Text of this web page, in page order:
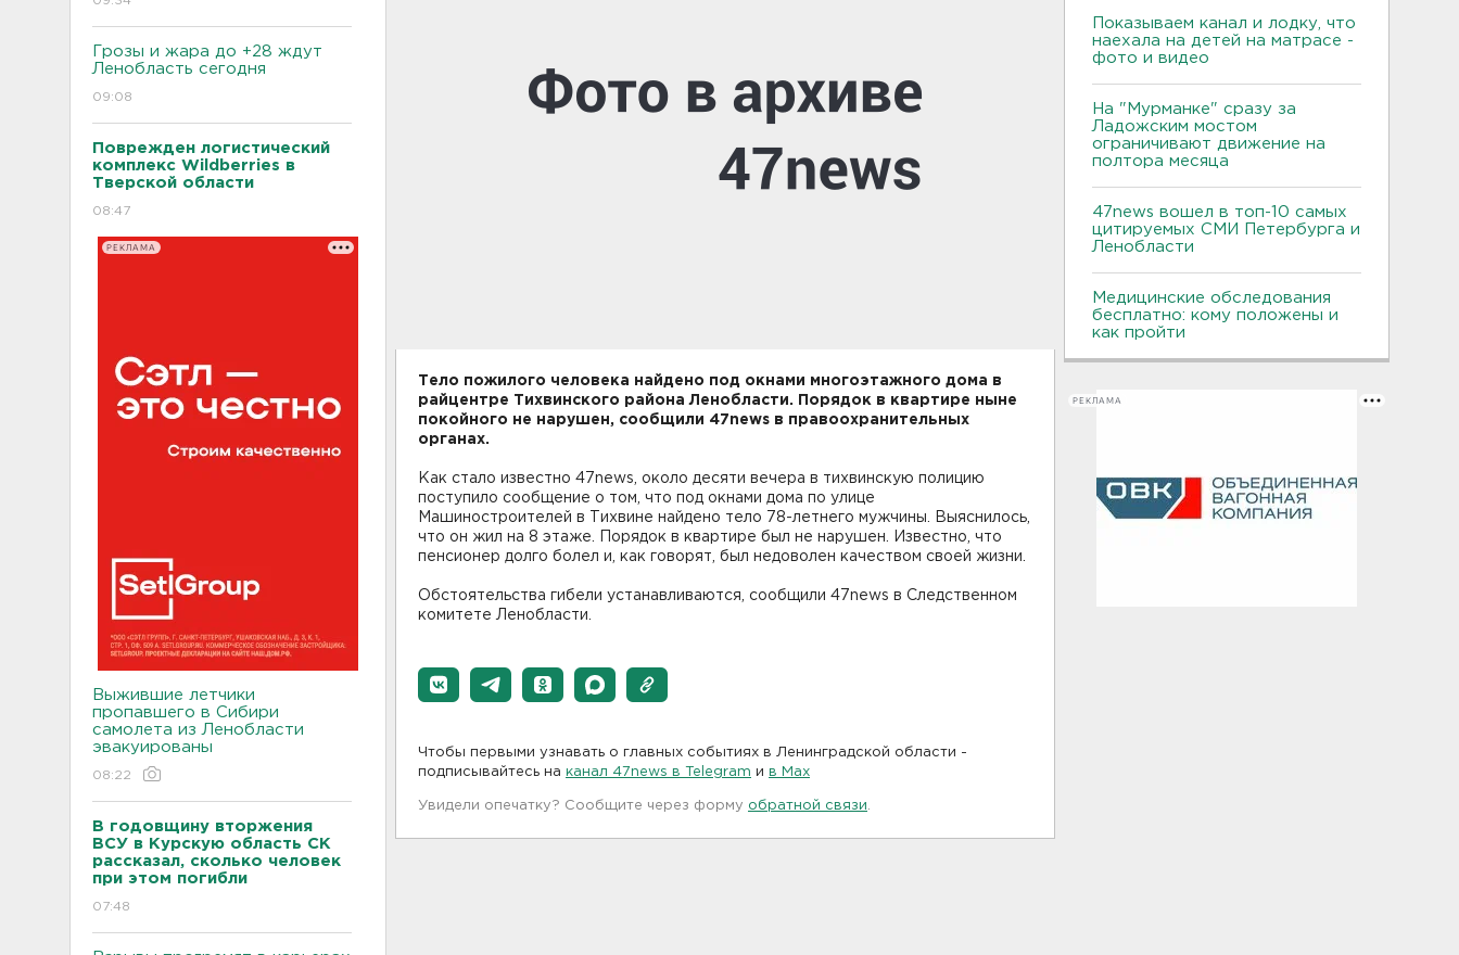
Грозы и жара до +28 ждут
Ленобласть сегодня
09:08
Поврежден логистический
комплекс Wildberries в
Тверской области
08:47
РЕКЛАМА
Выжившие летчики
пропавшего в Сибири
самолета из Ленобласти
эвакуированы
08:22
В годовщину вторжения
ВСУ в Курскую область СК
рассказал, сколько человек
при этом погибли
07:48
Тело пожилого человека найдено под окнами многоэтажного дома в
райцентре Тихвинского района Ленобласти. Порядок в квартире ныне
покойного не нарушен, сообщили 47news в правоохранительных
органах.
Как стало известно 47news, около десяти вечера в тихвинскую полицию
поступило сообщение о том, что под окнами дома по улице
Машиностроителей в Тихвине найдено тело 78-летнего мужчины. Выяснилось,
что он жил на 8 этаже. Порядок в квартире был не нарушен. Известно, что
пенсионер долго болел и, как говорят, был недоволен качеством своей жизни.
Обстоятельства гибели устанавливаются, сообщили 47news в Следственном
комитете Ленобласти.
Чтобы первыми узнавать о главных событиях в Ленинградской области -
подписывайтесь на канал 47news в Telegram и в Maх
Увидели опечатку? Сообщите через форму обратной связи
Показываем канал и лодку, что
наехала на детей на матрасе -
фото и видео
На "Мурманке" сразу за
Ладожским мостом
ограничивают движение на
полтора месяца
47news вошел в топ-10 самых
цитируемых СМИ Петербурга и
Ленобласти
Медицинские обследования
бесплатно: кому положены и
как пройти
РЕКЛАМА